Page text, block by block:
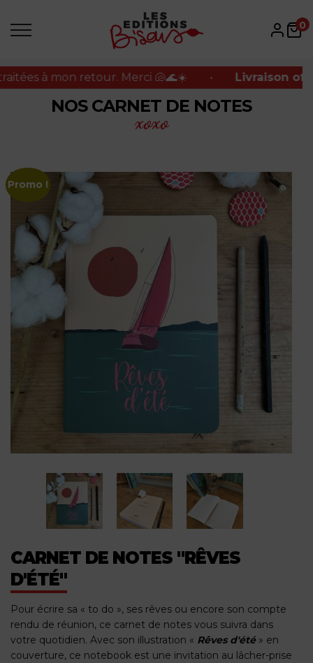
à mon retour. Merci 🐚🌊☀️
à mon retour. Merci 🐚🌊☀️ • Livraison offerte
0
NOS CARNET DE NOTES
xoxo
CARNET DE NOTES "RÊVES
D'ÉTÉ"
Pour écrire sa « to do », ses rêves ou encore son compte
rendu de réunion, ce carnet de notes vous suivra dans
votre quotidien. Avec son illustration « Rêves d'été » en
couverture, ce notebook est une invitation au lâcher-prise
Promo !